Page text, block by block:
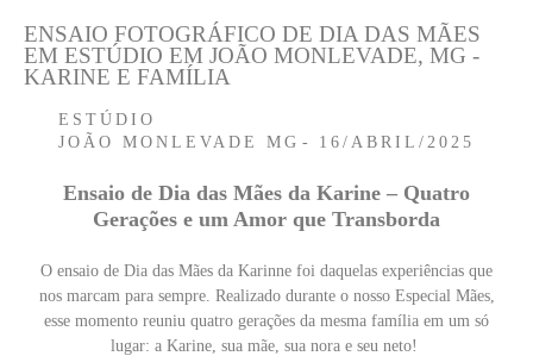
ESTÚDIO
JOÃO MONLEVADE MG
16/ABRIL/2025
ENSAIO FOTOGRÁFICO DE DIA DAS MÃES
EM ESTÚDIO EM JOÃO MONLEVADE, MG -
KARINE E FAMÍLIA
Ensaio de Dia das Mães da Karine – Quatro
Gerações e um Amor que Transborda
O ensaio de Dia das Mães da Karinne foi daquelas experiências que
nos marcam para sempre. Realizado durante o nosso Especial Mães,
esse momento reuniu quatro gerações da mesma família em um só
lugar: a Karine, sua mãe, sua nora e seu neto!